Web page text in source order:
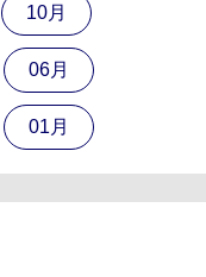
10月
06月
01月